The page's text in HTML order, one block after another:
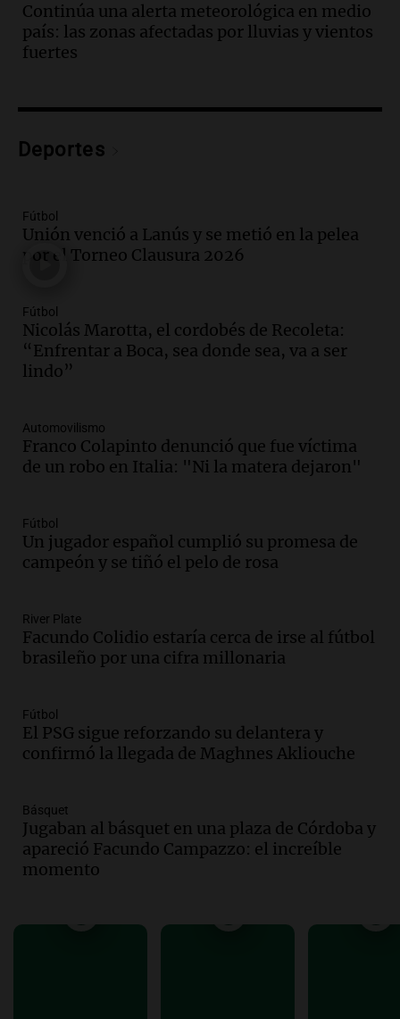
Panorama Federal
tributo todos los jueves
Episodios
sea, va a ser lindo”
La Cadena del Gol
Episodios
en ludopatía: “Tener el casino en la
mano es muy peligroso”
La Argentina, hoy
Episodios
sobre los parques educativos
Amamos Argentina
Episodios
traerá más lluvias y eventos extremos
durante la primavera
Informados al regreso
restablecer el servicio de electricidad
tras fuertes vientos
Panorama Federal
Audio.
los empresarios del país cree que la
economía mejorará el próximo año
Audio. Carolina Losada: "Faltó que el
oficialismo la explique mejor" sobre la
ley de propiedad privada
Informados al regreso
Audio.Debate en el Senado y protesta
Continúa una alerta meteorológica en medio
país: las zonas afectadas por lluvias y vientos
fuertes
Deportes
Fútbol
Unión venció a Lanús y se metió en la pelea
por el Torneo Clausura 2026
Fútbol
Nicolás Marotta, el cordobés de Recoleta:
“Enfrentar a Boca, sea donde sea, va a ser
lindo”
Automovilismo
Franco Colapinto denunció que fue víctima
de un robo en Italia: "Ni la matera dejaron"
Fútbol
Un jugador español cumplió su promesa de
campeón y se tiñó el pelo de rosa
River Plate
Facundo Colidio estaría cerca de irse al fútbol
brasileño por una cifra millonaria
Fútbol
El PSG sigue reforzando su delantera y
confirmó la llegada de Maghnes Akliouche
Básquet
Jugaban al básquet en una plaza de Córdoba y
apareció Facundo Campazzo: el increíble
momento